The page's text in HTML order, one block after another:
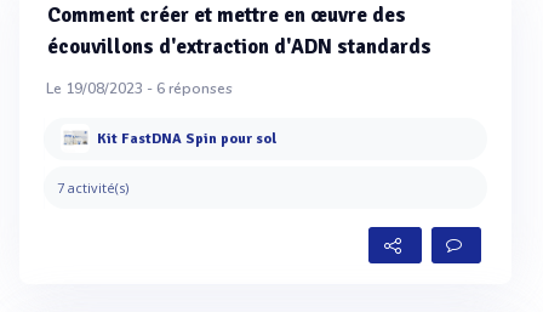
Comment créer et mettre en œuvre des
écouvillons d'extraction d'ADN standards
Le 19/08/2023 - 6réponses
Kit FastDNA Spin pour sol
7 activité(s)